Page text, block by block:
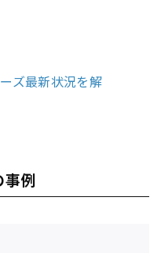
ズ最新状況を解
事例